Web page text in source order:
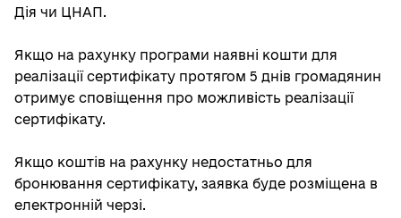
Дія чи ЦНАП.
Якщо на рахунку програми наявні кошти для
реалізації сертифікату протягом 5 днів громадянин
отримує сповіщення про можливість реалізації
сертифікату.
Якщо коштів на рахунку недостатньо для
бронювання сертифікату, заявка буде розміщена в
електронній черзі.